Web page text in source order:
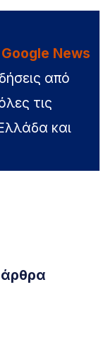
News
από
τις
και
άρθρα